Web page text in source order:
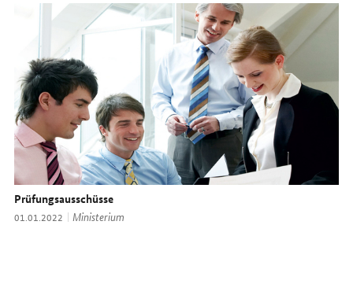
Prüfungsausschüsse
Datum:
01.01.2022 Thema:
Ministerium